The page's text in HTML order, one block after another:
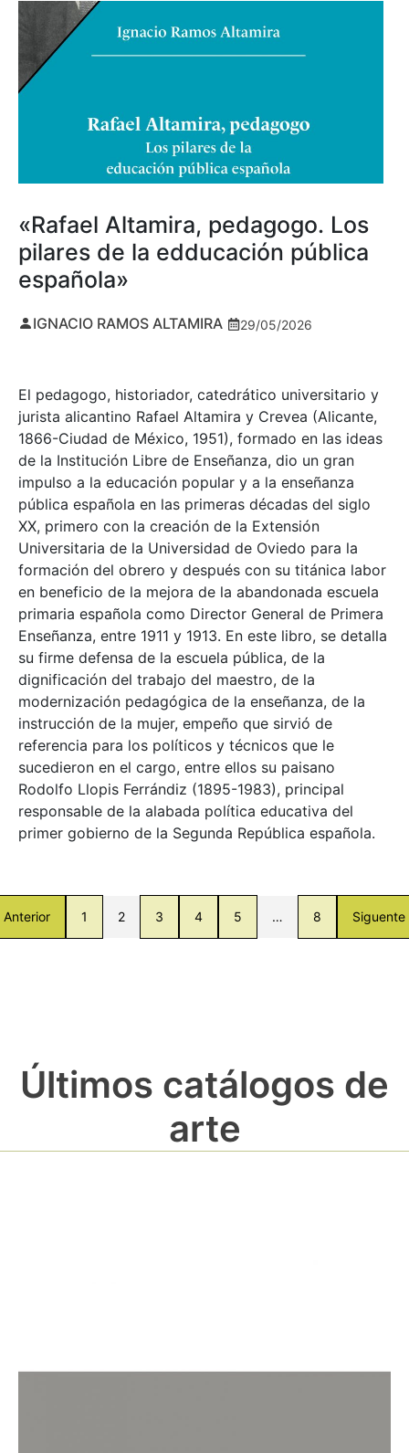
«Rafael Altamira, pedagogo. Los
pilares de la edducación pública
española»
IGNACIO RAMOS ALTAMIRA 29/05/2026
El pedagogo, historiador, catedrático universitario y
jurista alicantino Rafael Altamira y Crevea (Alicante,
1866-Ciudad de México, 1951), formado en las ideas
de la Institución Libre de Enseñanza, dio un gran
impulso a la educación popular y a la enseñanza
pública española en las primeras décadas del siglo
XX, primero con la creación de la Extensión
Universitaria de la Universidad de Oviedo para la
formación del obrero y después con su titánica labor
en beneficio de la mejora de la abandonada escuela
primaria española como Director General de Primera
Enseñanza, entre 1911 y 1913. En este libro, se detalla
su firme defensa de la escuela pública, de la
dignificación del trabajo del maestro, de la
modernización pedagógica de la enseñanza, de la
instrucción de la mujer, empeño que sirvió de
referencia para los políticos y técnicos que le
sucedieron en el cargo, entre ellos su paisano
Rodolfo Llopis Ferrándiz (1895-1983), principal
responsable de la alabada política educativa del
primer gobierno de la Segunda República española.
Anterior 1 2 3 4 5 … 8 Siguente
Últimos catálogos de
arte